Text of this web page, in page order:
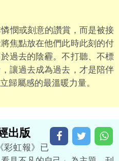
憫或刻意的讚賞，而是被接
焦點放在他們此時此刻的付
過去的陰霾。不打聽、不標
讓過去成為過去，才是陪伴
歸屬感的最溫暖力量。
出版
彩虹報》已